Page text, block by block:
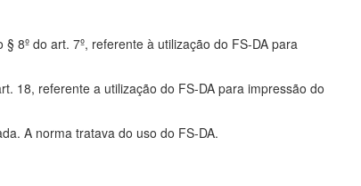
8º do art. 7º, referente à utilização do FS-DA para
18, referente a utilização do FS-DA para impressão do
A norma tratava do uso do FS-DA.